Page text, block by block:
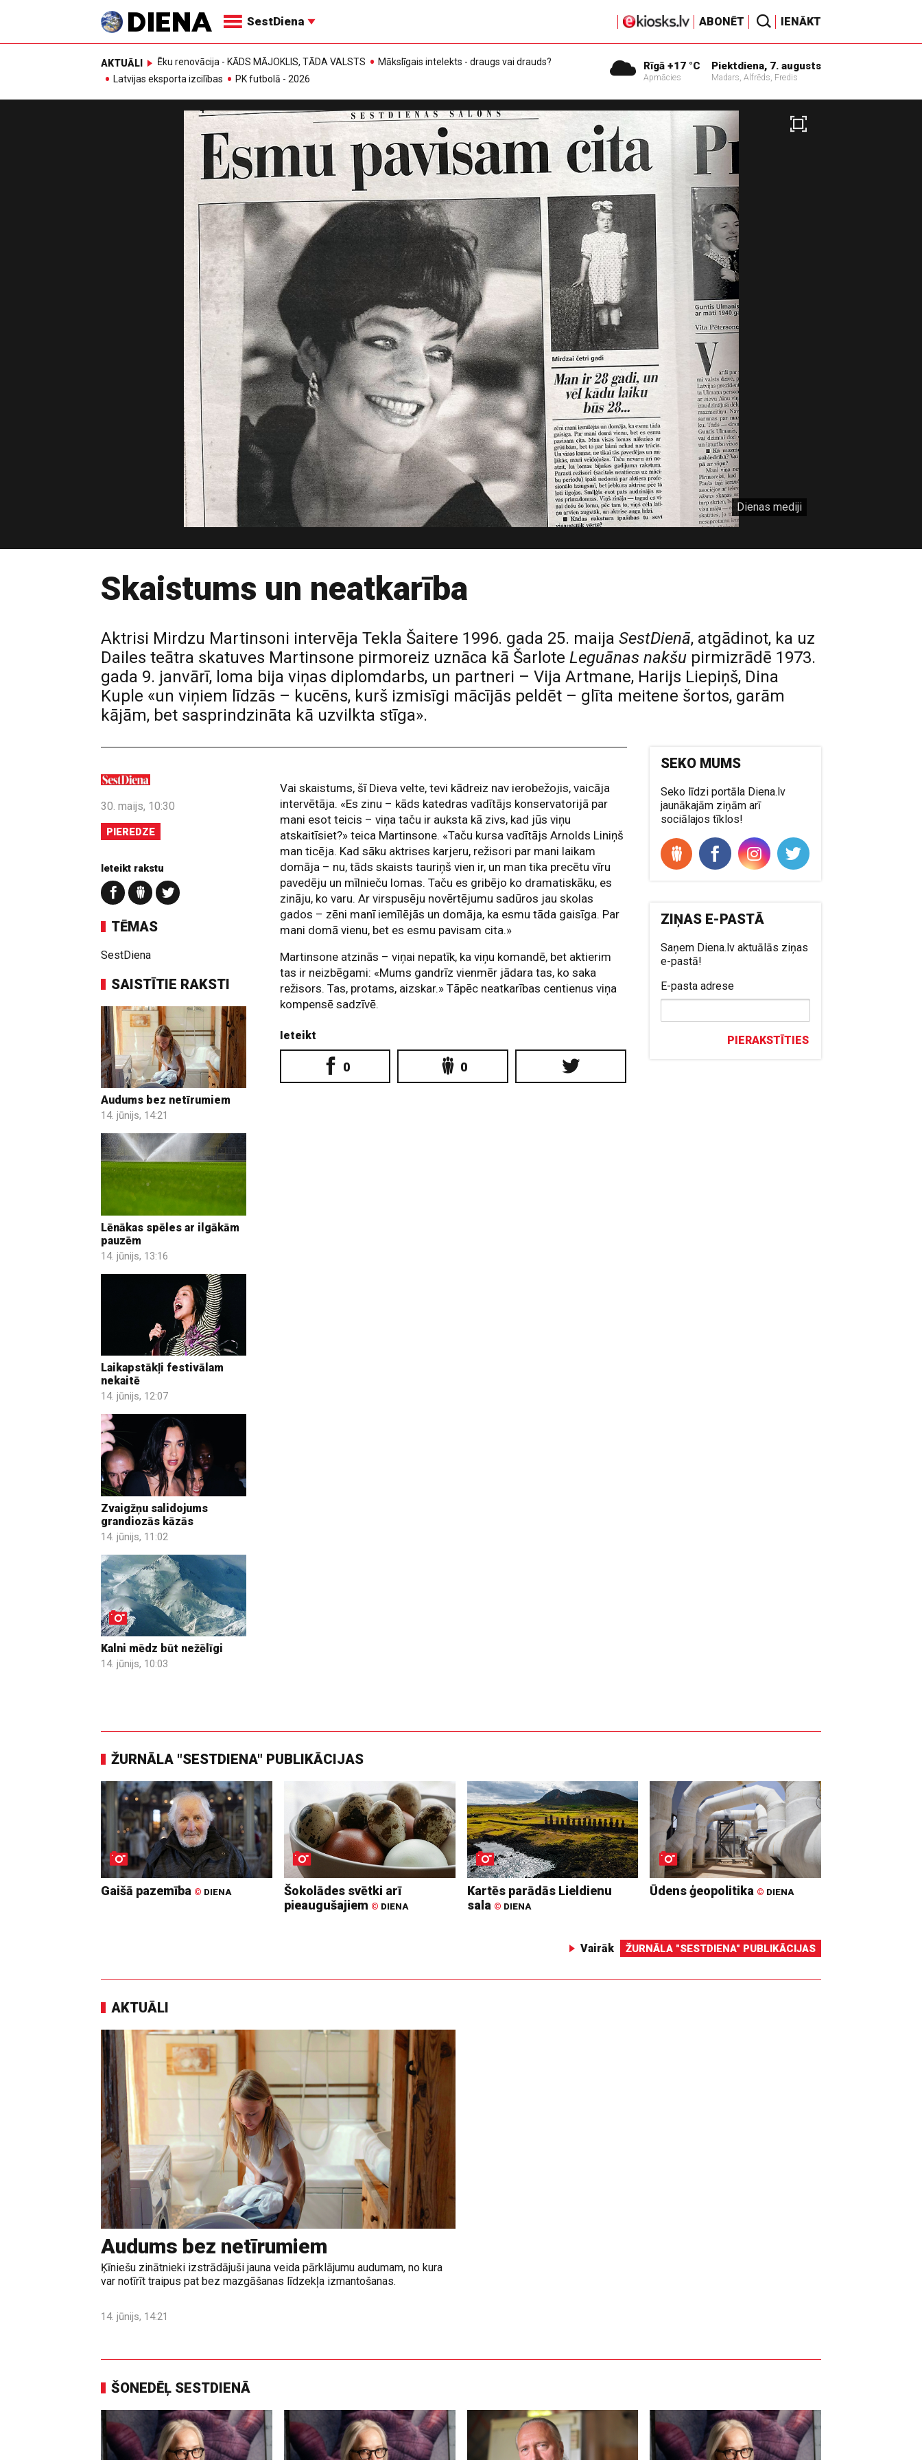
SestDiena ABONĒT IENĀKT
AKTUĀLI Ēku renovācija - KĀDS MĀJOKLIS, TĀDA VALSTS
Mākslīgais intelekts - draugs vai drauds?
Latvijas eksporta izcilības
PK futbolā - 2026
Rīgā +17 °C
Apmācies
Piektdiena, 7. augusts
Madars, Alfrēds, Fredis
Dienas mediji
Skaistums un neatkarība
Aktrisi Mirdzu Martinsoni intervēja Tekla Šaitere 1996. gada 25. maija SestDienā, atgādinot, ka uz
Dailes teātra skatuves Martinsone pirmoreiz uznāca kā Šarlote Leguānas nakšu pirmizrādē 1973.
gada 9. janvārī, loma bija viņas diplomdarbs, un partneri – Vija Artmane, Harijs Liepiņš, Dina
Kuple «un viņiem līdzās – kucēns, kurš izmisīgi mācījās peldēt – glīta meitene šortos, garām
kājām, bet sasprindzināta kā uzvilkta stīga».
30. maijs, 10:30
PIEREDZE
Ieteikt rakstu
TĒMAS
SestDiena
SAISTĪTIE RAKSTI
Audums bez netīrumiem
14. jūnijs, 14:21
Lēnākas spēles ar ilgākām
pauzēm
14. jūnijs, 13:16
Laikapstākļi festivālam
nekaitē
14. jūnijs, 12:07
Zvaigžņu salidojums
grandiozās kāzās
14. jūnijs, 11:02
Kalni mēdz būt nežēlīgi
14. jūnijs, 10:03
Vai skaistums, šī Dieva velte, tevi kādreiz nav ierobežojis, vaicāja
intervētāja. «Es zinu – kāds katedras vadītājs konservatorijā par
mani esot teicis – viņa taču ir auksta kā zivs, kad jūs viņu
atskaitīsiet?» teica Martinsone. «Taču kursa vadītājs Arnolds Liniņš
man ticēja. Kad sāku aktrises karjeru, režisori par mani laikam
domāja – nu, tāds skaists tauriņš vien ir, un man tika precētu vīru
pavedēju un mīlnieču lomas. Taču es gribējo ko dramatiskāku, es
zināju, ko varu. Ar virspusēju novērtējumu sadūros jau skolas
gados – zēni manī iemīlējās un domāja, ka esmu tāda gaisīga. Par
mani domā vienu, bet es esmu pavisam cita.»
Martinsone atzinās – viņai nepatīk, ka viņu komandē, bet aktierim
tas ir neizbēgami: «Mums gandrīz vienmēr jādara tas, ko saka
režisors. Tas, protams, aizskar.» Tāpēc neatkarības centienus viņa
kompensē sadzīvē.
Ieteikt
0 0
SEKO MUMS
Seko līdzi portāla Diena.lv
jaunākajām ziņām arī
sociālajos tīklos!
ZIŅAS E-PASTĀ
Saņem Diena.lv aktuālās ziņas
e-pastā!
E-pasta adrese
PIERAKSTĪTIES
ŽURNĀLA "SESTDIENA" PUBLIKĀCIJAS
Gaišā pazemība © DIENA
Šokolādes svētki arī
pieaugušajiem © DIENA
Kartēs parādās Lieldienu
sala © DIENA
Ūdens ģeopolitika © DIENA
Vairāk ŽURNĀLA "SESTDIENA" PUBLIKĀCIJAS
AKTUĀLI
Audums bez netīrumiem
Ķīniešu zinātnieki izstrādājuši jauna veida pārklājumu audumam, no kura
var notīrīt traipus pat bez mazgāšanas līdzekļa izmantošanas.
14. jūnijs, 14:21
ŠONEDĒĻ SESTDIENĀ